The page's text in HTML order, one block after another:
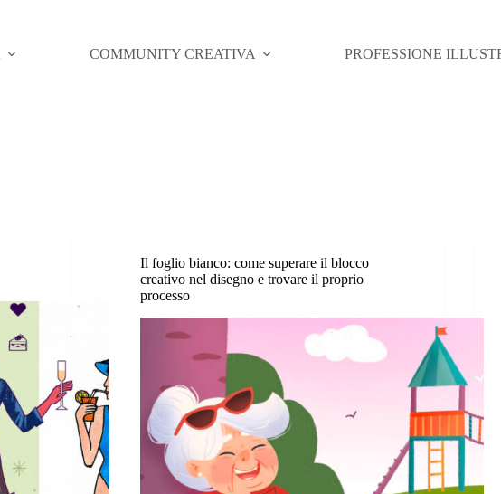
COMMUNITY CREATIVA PROFESSIONE
Il foglio bianco: come superare il blocco
creativo nel disegno e trovare il proprio
processo